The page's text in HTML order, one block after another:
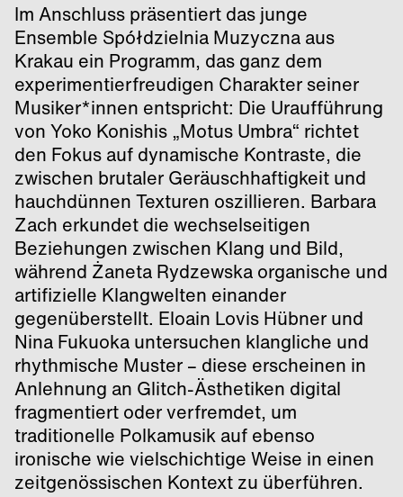
Im Anschluss präsentiert das junge
Ensemble Spółdzielnia Muzyczna aus
Krakau ein Programm, das ganz dem
experimentierfreudigen Charakter seiner
Musiker*innen entspricht: Die Uraufführung
von Yoko Konishis „Motus Umbra“ richtet
den Fokus auf dynamische Kontraste, die
zwischen brutaler Geräuschhaftigkeit und
hauchdünnen Texturen oszillieren. Barbara
Zach erkundet die wechselseitigen
Beziehungen zwischen Klang und Bild,
während Żaneta Rydzewska organische und
artifizielle Klangwelten einander
gegenüberstellt. Eloain Lovis Hübner und
Nina Fukuoka untersuchen klangliche und
rhythmische Muster – diese erscheinen in
Anlehnung an Glitch-Ästhetiken digital
fragmentiert oder verfremdet, um
traditionelle Polkamusik auf ebenso
ironische wie vielschichtige Weise in einen
zeitgenössischen Kontext zu überführen.